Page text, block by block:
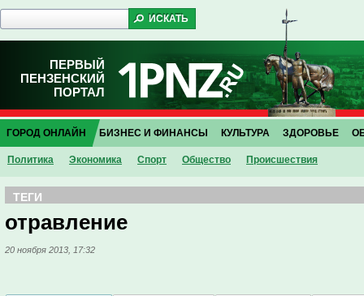
ПЕРВЫЙ
ПЕНЗЕНСКИЙ
ПОРТАЛ
ГОРОД ОНЛАЙН
Политика Экономика Спорт Общество Проиcшествия
БИЗНЕС И ФИНАНСЫ КУЛЬТУРА ЗДОРОВЬЕ
ТЕГИ
отравление
20 ноября 2013, 17:32